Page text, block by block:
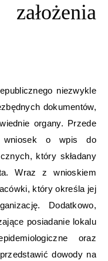
niezwykle
dokumentów,
organy. Przede
wniosek o wpis do
który składany
Wraz z wnioskiem
który określa jej
Dodatkowo,
posiadanie lokalu
oraz
dowody na